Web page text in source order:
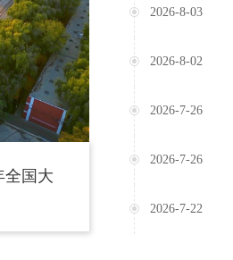
全国大
2026-8-03
2026-8-02
2026-7-26
2026-7-26
2026-7-22